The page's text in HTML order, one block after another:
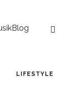
LIFESTYLE